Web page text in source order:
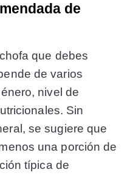
de
que debes
de varios
nivel de
Sin
se sugiere que
una porción de
típica de